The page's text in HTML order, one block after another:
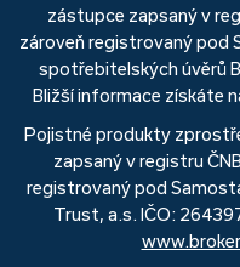
zástupce zapsaný v
zároveň registrovaný
spotřebitelských úvěrů
Bližší informace získáte
Pojistné produkty
zapsaný v registru
registrovaný pod
Trust, a.s. IČO: